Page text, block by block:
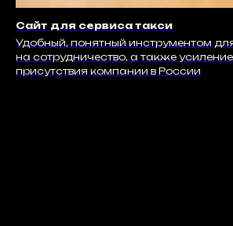
Сайт для сервиса такси
Удобный, понятный инструментом
на сотрудничество, а также
присутствия компании в России